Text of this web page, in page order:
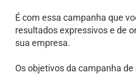
É com essa campanha que
resultados expressivos e de
sua empresa.
Os objetivos da campanha